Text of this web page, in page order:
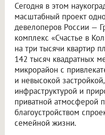
Сегодня в этом
масштабный проект
девелоперов России —
комплекс «Счастье в
на три тысячи квартир
142 тысяч квадратных
микрорайон с
и невысокой
инфраструктурой и
приватной атмосферой
благоустройством
семейной жизни.